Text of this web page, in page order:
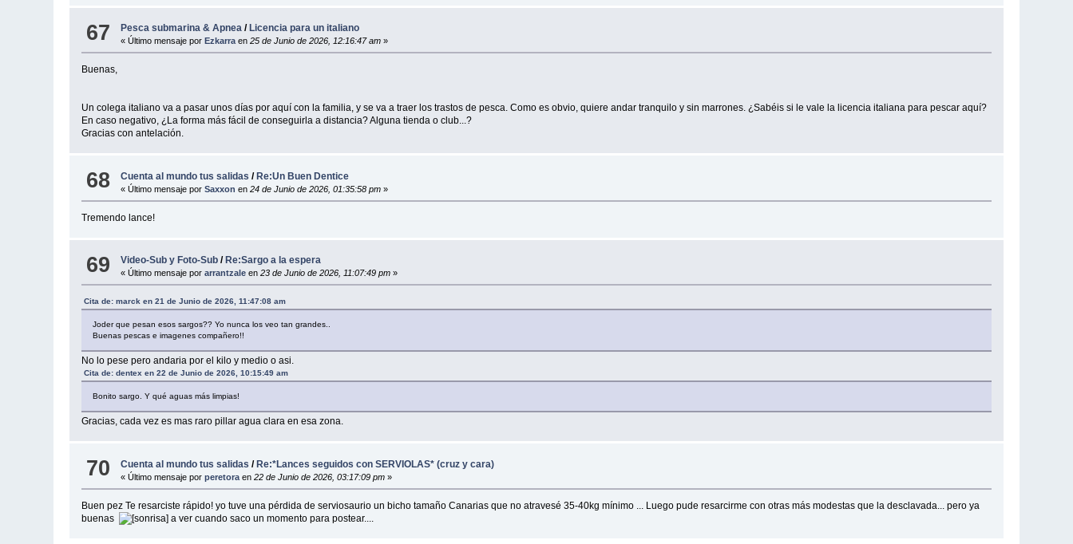
67 Pesca submarina & Apnea / Licencia para un italiano
« Último mensaje porEzkarra en 25 de Junio de 2026, 12:16:47 am »
Buenas,
Un colega italiano va a pasar unos días por aquí con la familia, y se va a traer los trastos de pesca. Como es obvio, quiere andar tranquilo y sin marrones. ¿Sabéis si le vale la licencia italiana para pescar aquí?
En caso negativo, ¿La forma más fácil de conseguirla a distancia? Alguna tienda o club...?
Gracias con antelación.
68 Cuenta al mundo tus salidas /Re:Un Buen Dentice
« Último mensaje porSaxxon en 24 de Junio de 2026, 01:35:58 pm »
Tremendo lance!
69 Video-Sub y Foto-Sub / Re:Sargo a la espera
« Último mensaje porarrantzale en 23 de Junio de 2026, 11:07:49 pm »
Cita de: marck en 21 de Junio de 2026, 11:47:08 am
Joder que pesan esos sargos?? Yo nunca los veo tan grandes..
Buenas pescas e imagenes compañero!!
No lo pese pero andaria por el kilo y medio o asi.
Cita de: dentex en 22 de Junio de 2026, 10:15:49 am
Bonito sargo. Y qué aguas más limpias!
Gracias, cada vez es mas raro pillar agua clara en esa zona.
70 Cuenta al mundo tus salidas /Re:*Lances seguidos con SERVIOLAS* (cruz y cara)
« Último mensaje porperetora en 22 de Junio de 2026, 03:17:09 pm »
Buen pez Te resarciste rápido! yo tuve una pérdida de serviosaurio un bicho tamaño Canarias que no atravesé 35-40kg mínimo ... Luego pude resarcirme con otras más modestas que la desclavada... pero ya
buenas
a ver cuando saco un momento para postear....